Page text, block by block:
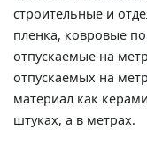
строительные и
пленка, ковровые
отпускаемые на
отпускаемых на
материал как
штуках, а в метрах.